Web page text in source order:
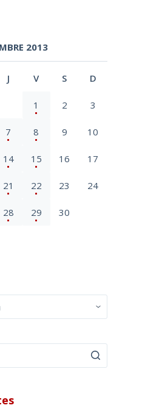
2013
J V S D
1 2 3
7 8 9 10
14 15 16 17
21 22 23 24
28 29 30